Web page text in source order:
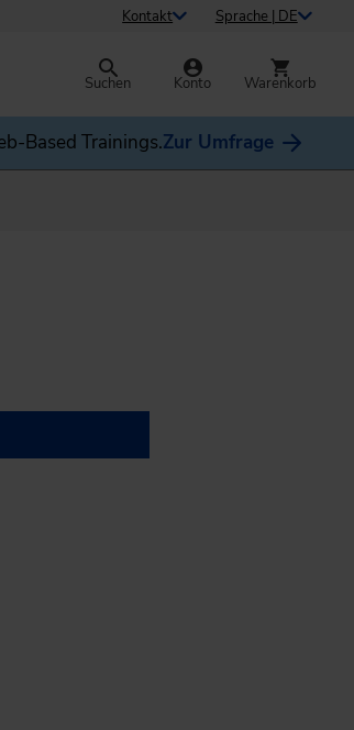
Kontakt Sprache | DE
Suchen Konto Warenkorb
Based Trainings.Zur Umfrage